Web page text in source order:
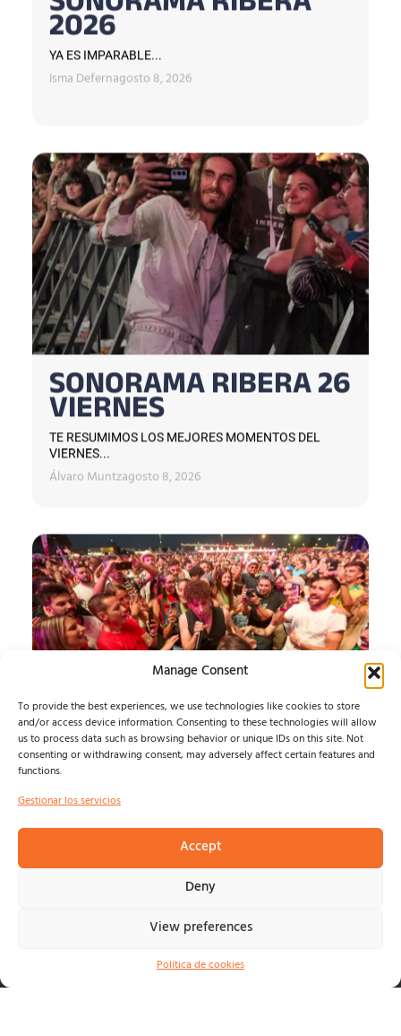
Manage Consent
To provide the best experiences, we use technologies like cookies to store
and/or access device information. Consenting to these technologies will allow
us to process data such as browsing behavior or unique IDs on this site. Not
consenting or withdrawing consent, may adversely affect certain features and
functions.
Gestionar los servicios
Accept
Deny
View preferences
Política de cookies
2026
YA ES IMPARABLE...
Isma Defernagosto 8, 2026
SONORAMA RIBERA 26
VIERNES
TE RESUMIMOS LOS MEJORES MOMENTOS DEL
VIERNES...
Álvaro Muntzagosto 8, 2026
SONORAMA RIBERA
JUEVES
POLÍTICA DE PRIVACIDAD Y